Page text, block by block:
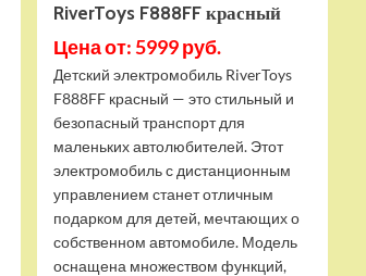
RiverToys F888FF красный
Цена от: 5999 руб.
Детский электромобиль RiverToys
F888FF красный — это стильный и
безопасный транспорт для
маленьких автолюбителей. Этот
электромобиль с дистанционным
управлением станет отличным
подарком для детей, мечтающих о
собственном автомобиле. Модель
оснащена множеством функций,